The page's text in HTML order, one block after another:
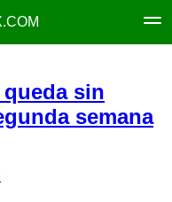
sin
semana